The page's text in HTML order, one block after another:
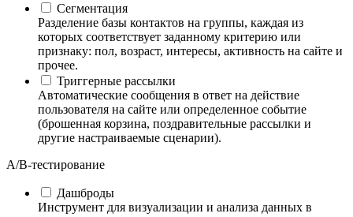
Сегментация
Разделение базы контактов на группы, каждая из
которых соответствует заданному критерию или
признаку: пол, возраст, интересы, активность на сайте и
прочее.
Триггерные рассылки
Автоматические сообщения в ответ на действие
пользователя на сайте или определенное событие
(брошенная корзина, поздравительные рассылки и
другие настраиваемые сценарии).
А/B-тестирование
Дашброды
Инструмент для визуализации и анализа данных в